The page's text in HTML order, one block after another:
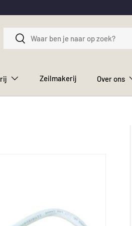
Zoeken
Zoeken
Zeilmakerij Over ons